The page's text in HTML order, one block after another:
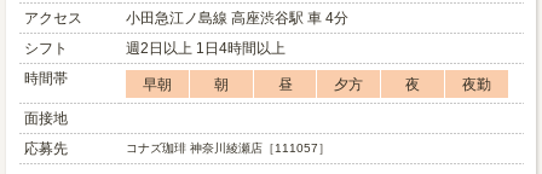
アクセス
小田急江ノ島線 高座渋谷駅 車 4分
シフト
週2日以上 1日4時間以上
時間帯
早朝 朝 昼 夕方 夜
夜勤
面接地
応募先
コナズ珈琲 神奈川綾瀬店［111057］